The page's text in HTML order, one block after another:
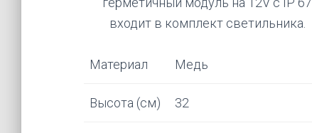
входит в комплект светильника.
Материал Медь
Высота (см) 32